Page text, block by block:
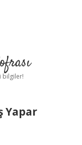
bilgiler!
Yapar